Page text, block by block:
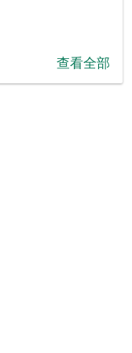
查看全部